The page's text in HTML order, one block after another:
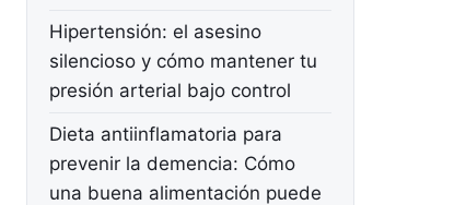
Hipertensión: el asesino
silencioso y cómo mantener tu
presión arterial bajo control
Dieta antiinflamatoria para
prevenir la demencia: Cómo
una buena alimentación puede